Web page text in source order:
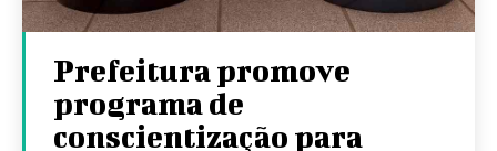
Prefeitura promove
programa de
conscientização para